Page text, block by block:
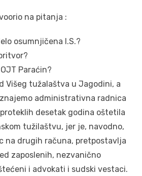
na pitanja :
osumnjičena I.S.?
Paraćin?
Višeg tužalaštva u Jagodini, a
administrativna radnica
desetak godina oštetila
tužilaštvu, jer je, navodno,
na drugih računa, pretpostavlja
zaposlenih, nezvanično
i advokati i sudski vestaci.